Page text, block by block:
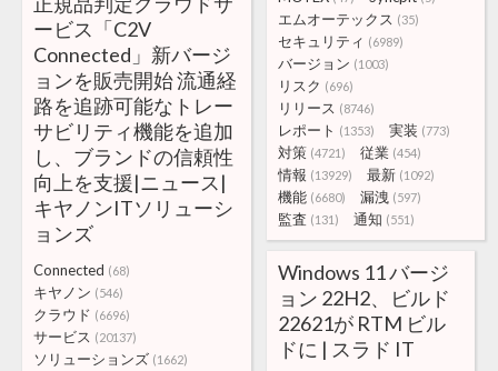
エムオーテックス (35)
セキュリティ (6989)
バージョン (1003)
リスク (696)
リリース (8746)
レポート (1353) 実装 (773)
対策 (4721) 従業 (454)
情報 (13929) 最新 (1092)
機能 (6680) 漏洩 (597)
監査 (131) 通知 (551)
ービス「C2V
Connected」新バージ
ョンを販売開始 流通経
路を追跡可能なトレー
サビリティ機能を追加
し、ブランドの信頼性
向上を支援|ニュース|
キヤノンITソリューシ
ョンズ
Connected (68)
キヤノン (546)
クラウド (6696)
サービス (20137)
ソリューションズ (1662)
Windows 11 バージ
ョン 22H2、ビルド
22621が RTM ビル
ドに | スラド IT